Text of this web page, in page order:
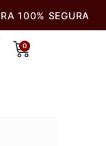
0
Carrinho